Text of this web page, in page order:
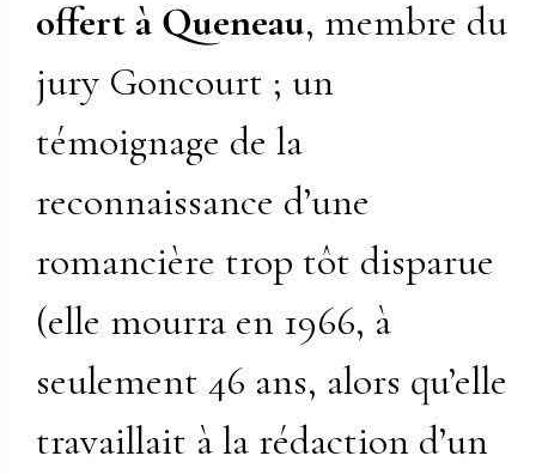
offert à Queneau, membre du
jury Goncourt ; un
témoignage de la
reconnaissance d’une
romancière trop tôt disparue
(elle mourra en 1966, à
seulement 46 ans, alors qu’elle
travaillait à la rédaction d’un